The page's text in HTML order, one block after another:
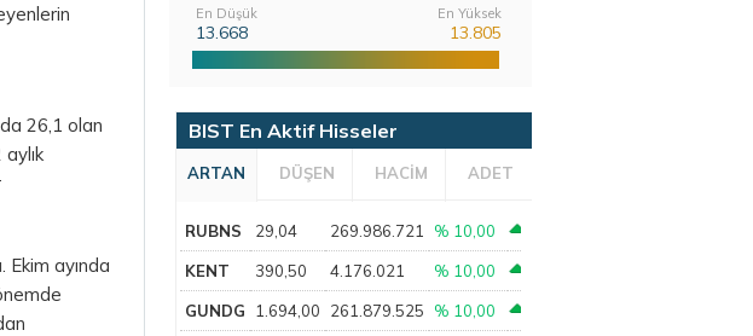
26,1 olan
ayında
En Düşük
13.668
En Yüksek
13.805
BIST En Aktif Hisseler
ARTAN DÜŞEN HACİM ADET
RUBNS 29,04 269.986.721 % 10,00
KENT 390,50 4.176.021 % 10,00
GUNDG 1.694,00 261.879.525 % 10,00